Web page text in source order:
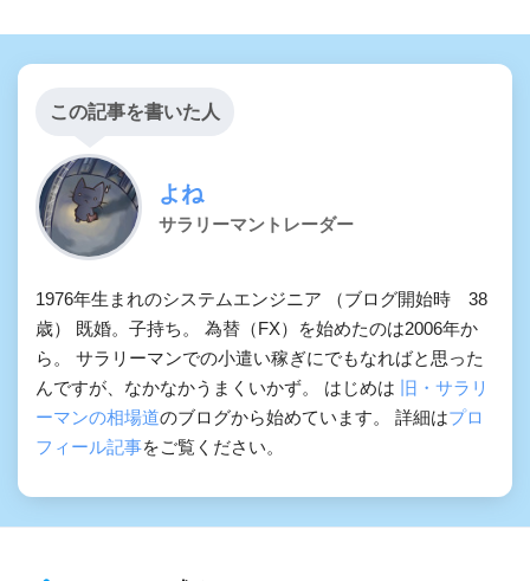
この記事を書いた人
よね
サラリーマントレーダー
1976年生まれのシステムエンジニア （ブログ開始時 38
歳） 既婚。子持ち。 為替（FX）を始めたのは2006年か
ら。 サラリーマンでの小遣い稼ぎにでもなればと思った
んですが、なかなかうまくいかず。 はじめは 旧・サラリ
ーマンの相場道のブログから始めています。 詳細はプロ
フィール記事をご覧ください。